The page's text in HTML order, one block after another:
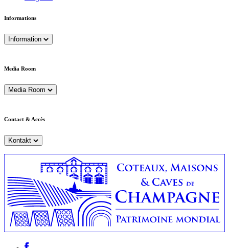
Informations
Information
Media Room
Media Room
Contact & Accès
Kontakt